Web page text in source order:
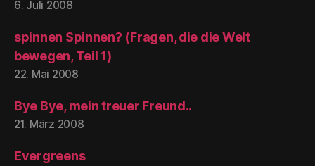
6. Juli 2008
spinnen Spinnen? (Fragen, die die Welt
bewegen, Teil 1)
22. Mai 2008
Bye Bye, mein treuer Freund..
21. März 2008
Evergreens